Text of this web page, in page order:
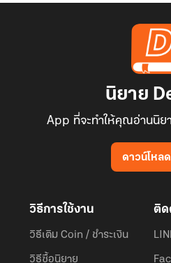
นิยาย
App ที่จะทำให้คุณอ่านนิย
ดาวน์โหล
วิธีการใช้งาน
วิธีเติม Coin / ชำระเงิน
วิธีซื้อนิยาย
ติด